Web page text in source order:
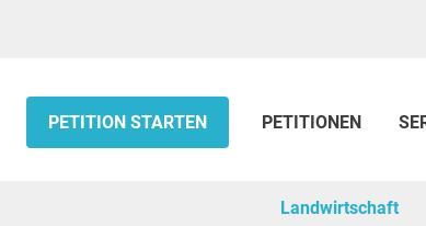
PETITION STARTEN PETITIONEN
Landwirtschaft